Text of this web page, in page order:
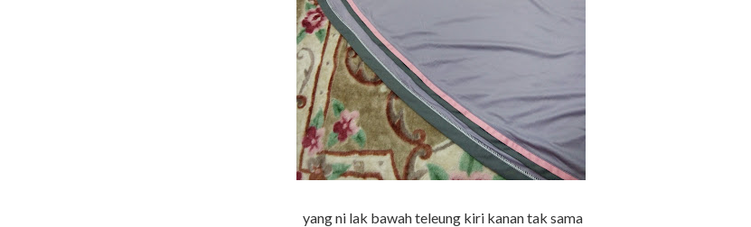
yang ni lak bawah teleung kiri kanan tak sama